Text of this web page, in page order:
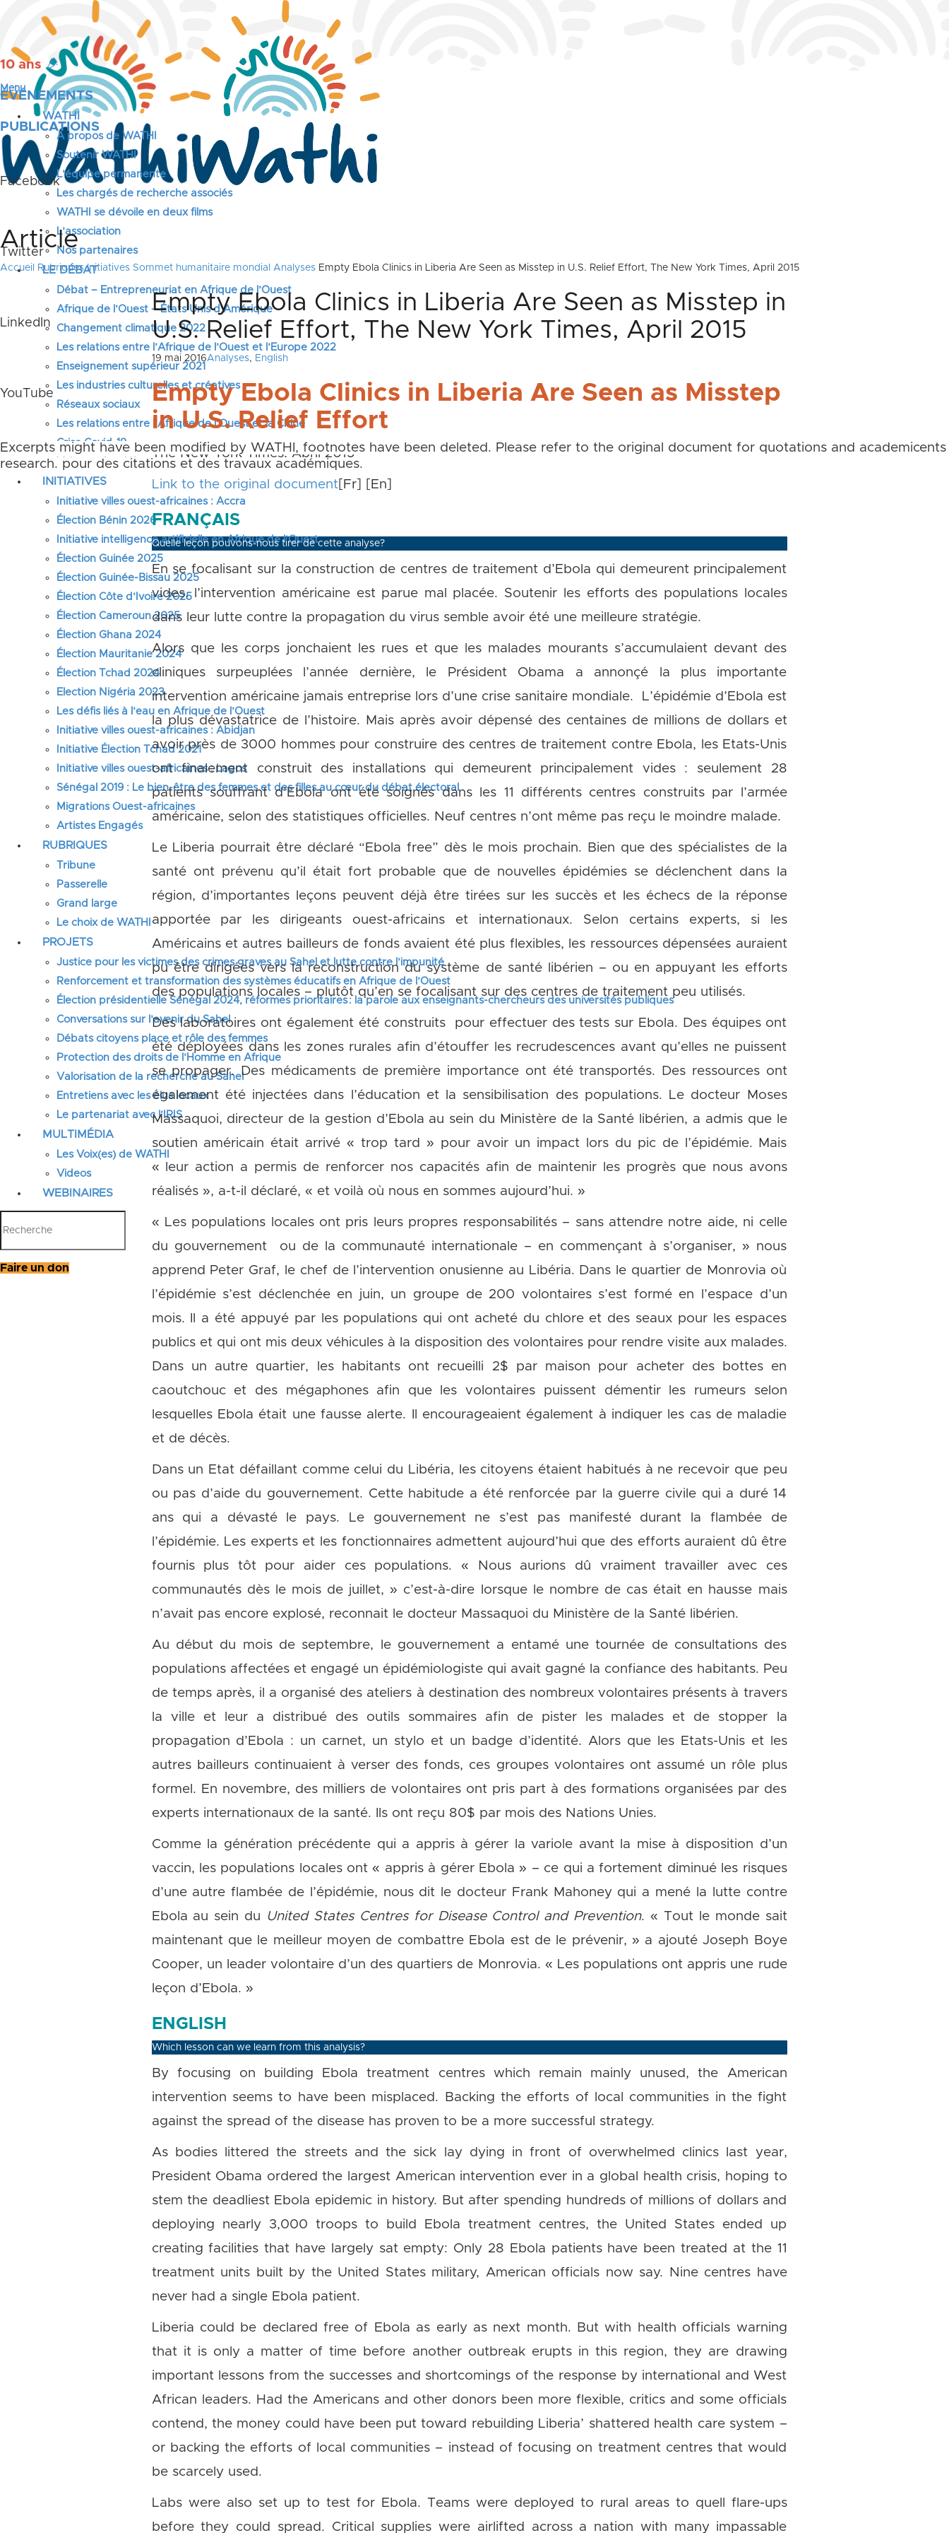
10 ans 🎉
ÉVÉNEMENTS
PUBLICATIONS
Facebook
Twitter
LinkedIn
YouTube
Instagram
Menu
WATHI
A propos de WATHI
Soutenir WATHI
L’équipe permanente
Les chargés de recherche associés
WATHI se dévoile en deux films
L’association
Nos partenaires
LE DÉBAT
Débat – Entrepreneuriat en Afrique de l’Ouest
Afrique de l’Ouest – États Unis d’Amérique
Changement climatique 2022
Les relations entre l’Afrique de l’Ouest et l’Europe 2022
Enseignement supérieur 2021
Les industries culturelles et créatives
Réseaux sociaux
Les relations entre l’Afrique de l’Ouest et la Chine
Crise Covid-19
Voir tous les débats
INITIATIVES
Initiative villes ouest-africaines : Accra
Élection Bénin 2026
Initiative intelligence artificielle en Afrique de l’Ouest
Élection Guinée 2025
Élection Guinée-Bissau 2025
Élection Côte d’Ivoire 2025
Élection Cameroun 2025
Élection Ghana 2024
Élection Mauritanie 2024
Élection Tchad 2024
Election Nigéria 2023
Les défis liés à l’eau en Afrique de l’Ouest
Initiative villes ouest-africaines : Abidjan
Initiative Élection Tchad 2021
Initiative villes ouest-africaines : Lagos
Sénégal 2019 : Le bien-être des femmes et des filles au cœur du débat électoral
Migrations Ouest-africaines
Artistes Engagés
RUBRIQUES
Tribune
Passerelle
Grand large
Le choix de WATHI
PROJETS
Justice pour les victimes des crimes graves au Sahel et lutte contre l’impunité
Renforcement et transformation des systèmes éducatifs en Afrique de l’Ouest
Élection présidentielle Sénégal 2024, réformes prioritaires : la parole aux enseignants-chercheurs des universités publiques
Conversations sur l’avenir du Sahel
Débats citoyens place et rôle des femmes
Protection des droits de l’Homme en Afrique
Valorisation de la recherche au Sahel
Entretiens avec les élus locaux
Le partenariat avec l’IRIS
MULTIMÉDIA
Les Voix(es) de WATHI
Videos
WEBINAIRES
Faire un don
Article
Accueil Rubriques Initiatives Sommet humanitaire mondial Analyses Empty Ebola Clinics in Liberia Are Seen as Misstep in U.S. Relief Effort, The New York Times, April 2015
Empty Ebola Clinics in Liberia Are Seen as Misstep in
U.S. Relief Effort, The New York Times, April 2015
19 mai 2016Analyses, English
Empty Ebola Clinics in Liberia Are Seen as Misstep
in U.S. Relief Effort
The New York Times, April 2015
Link to the original document[Fr] [En]
FRANÇAIS
Quelle leçon pouvons-nous tirer de cette analyse?
En se focalisant sur la construction de centres de traitement d’Ebola qui demeurent principalement
vides, l’intervention américaine est parue mal placée. Soutenir les efforts des populations locales
dans leur lutte contre la propagation du virus semble avoir été une meilleure stratégie.
Alors que les corps jonchaient les rues et que les malades mourants s’accumulaient devant des
cliniques surpeuplées l’année dernière, le Président Obama a annonçé la plus importante
intervention américaine jamais entreprise lors d’une crise sanitaire mondiale. L’épidémie d’Ebola est
la plus dévastatrice de l’histoire. Mais après avoir dépensé des centaines de millions de dollars et
avoir près de 3000 hommes pour construire des centres de traitement contre Ebola, les Etats-Unis
ont finalement construit des installations qui demeurent principalement vides : seulement 28
patients souffrant d’Ebola ont été soignés dans les 11 différents centres construits par l’armée
américaine, selon des statistiques officielles. Neuf centres n’ont même pas reçu le moindre malade.
Le Liberia pourrait être déclaré “Ebola free” dès le mois prochain. Bien que des spécialistes de la
santé ont prévenu qu’il était fort probable que de nouvelles épidémies se déclenchent dans la
région, d’importantes leçons peuvent déjà être tirées sur les succès et les échecs de la réponse
apportée par les dirigeants ouest-africains et internationaux. Selon certains experts, si les
Américains et autres bailleurs de fonds avaient été plus flexibles, les ressources dépensées auraient
pu être dirigées vers la reconstruction du système de santé libérien – ou en appuyant les efforts
des populations locales – plutôt qu’en se focalisant sur des centres de traitement peu utilisés.
Des laboratoires ont également été construits pour effectuer des tests sur Ebola. Des équipes ont
été déployées dans les zones rurales afin d’étouffer les recrudescences avant qu’elles ne puissent
se propager. Des médicaments de première importance ont été transportés. Des ressources ont
également été injectées dans l’éducation et la sensibilisation des populations. Le docteur Moses
Massaquoi, directeur de la gestion d’Ebola au sein du Ministère de la Santé libérien, a admis que le
soutien américain était arrivé « trop tard » pour avoir un impact lors du pic de l’épidémie. Mais
« leur action a permis de renforcer nos capacités afin de maintenir les progrès que nous avons
réalisés », a-t-il déclaré, « et voilà où nous en sommes aujourd’hui. »
« Les populations locales ont pris leurs propres responsabilités – sans attendre notre aide, ni celle
du gouvernement ou de la communauté internationale – en commençant à s’organiser, » nous
apprend Peter Graf, le chef de l’intervention onusienne au Libéria. Dans le quartier de Monrovia où
l’épidémie s’est déclenchée en juin, un groupe de 200 volontaires s’est formé en l’espace d’un
mois. Il a été appuyé par les populations qui ont acheté du chlore et des seaux pour les espaces
publics et qui ont mis deux véhicules à la disposition des volontaires pour rendre visite aux malades.
Dans un autre quartier, les habitants ont recueilli 2$ par maison pour acheter des bottes en
caoutchouc et des mégaphones afin que les volontaires puissent démentir les rumeurs selon
lesquelles Ebola était une fausse alerte. Il encourageaient également à indiquer les cas de maladie
et de décès.
Dans un Etat défaillant comme celui du Libéria, les citoyens étaient habitués à ne recevoir que peu
ou pas d’aide du gouvernement. Cette habitude a été renforcée par la guerre civile qui a duré 14
ans qui a dévasté le pays. Le gouvernement ne s’est pas manifesté durant la flambée de
l’épidémie. Les experts et les fonctionnaires admettent aujourd’hui que des efforts auraient dû être
fournis plus tôt pour aider ces populations. « Nous aurions dû vraiment travailler avec ces
communautés dès le mois de juillet, » c’est-à-dire lorsque le nombre de cas était en hausse mais
n’avait pas encore explosé, reconnait le docteur Massaquoi du Ministère de la Santé libérien.
Au début du mois de septembre, le gouvernement a entamé une tournée de consultations des
populations affectées et engagé un épidémiologiste qui avait gagné la confiance des habitants. Peu
de temps après, il a organisé des ateliers à destination des nombreux volontaires présents à travers
la ville et leur a distribué des outils sommaires afin de pister les malades et de stopper la
propagation d’Ebola : un carnet, un stylo et un badge d’identité. Alors que les Etats-Unis et les
autres bailleurs continuaient à verser des fonds, ces groupes volontaires ont assumé un rôle plus
formel. En novembre, des milliers de volontaires ont pris part à des formations organisées par des
experts internationaux de la santé. Ils ont reçu 80$ par mois des Nations Unies.
Comme la génération précédente qui a appris à gérer la variole avant la mise à disposition d’un
vaccin, les populations locales ont « appris à gérer Ebola » – ce qui a fortement diminué les risques
d’une autre flambée de l’épidémie, nous dit le docteur Frank Mahoney qui a mené la lutte contre
Ebola au sein du United States Centres for Disease Control and Prevention. « Tout le monde sait
maintenant que le meilleur moyen de combattre Ebola est de le prévenir, » a ajouté Joseph Boye
Cooper, un leader volontaire d’un des quartiers de Monrovia. « Les populations ont appris une rude
leçon d’Ebola. »
ENGLISH
Which lesson can we learn from this analysis?
By focusing on building Ebola treatment centres which remain mainly unused, the American
intervention seems to have been misplaced. Backing the efforts of local communities in the fight
against the spread of the disease has proven to be a more successful strategy.
As bodies littered the streets and the sick lay dying in front of overwhelmed clinics last year,
President Obama ordered the largest American intervention ever in a global health crisis, hoping to
stem the deadliest Ebola epidemic in history. But after spending hundreds of millions of dollars and
deploying nearly 3,000 troops to build Ebola treatment centres, the United States ended up
creating facilities that have largely sat empty: Only 28 Ebola patients have been treated at the 11
treatment units built by the United States military, American officials now say. Nine centres have
never had a single Ebola patient.
Liberia could be declared free of Ebola as early as next month. But with health officials warning
that it is only a matter of time before another outbreak erupts in this region, they are drawing
important lessons from the successes and shortcomings of the response by international and West
African leaders. Had the Americans and other donors been more flexible, critics and some officials
contend, the money could have been put toward rebuilding Liberia’ shattered health care system –
or backing the efforts of local communities – instead of focusing on treatment centres that would
be scarcely used.
Labs were also set up to test for Ebola. Teams were deployed to rural areas to quell flare-ups
before they could spread. Critical supplies were airlifted across a nation with many impassable
Ces extraits ont pu être modifiés par WATHI. Les notes de bas et de fin de page ne sont pas reprises. Merci de toujours vous référer aux documents
originaux pour des citations et des travaux académiques.
Excerpts might have been modified by WATHI, footnotes have been deleted. Please refer to the original document for quotations and academic
research.